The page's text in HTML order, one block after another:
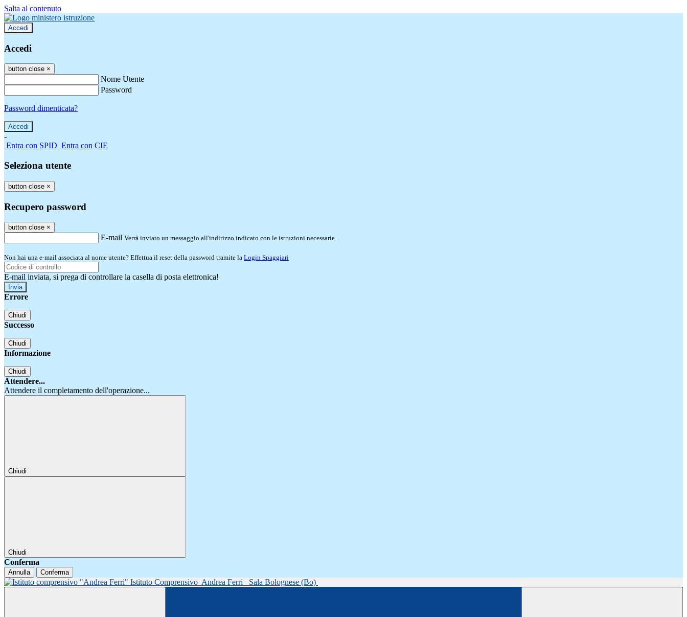
Salta al contenuto
Accedi
Accedi
button close ×
Nome Utente
Password
Password dimenticata?
-
Entra con SPID Entra con CIE
Seleziona utente
button close ×
Recupero password
button close ×
E-mail Verrà inviato un messaggio all'indirizzo indicato con le istruzioni necessarie.
Non hai una e-mail associata al nome utente? Effettua il reset della password tramite la Login Spaggiari
E-mail inviata, si prega di controllare la casella di posta elettronica!
Errore
Chiudi
Successo
Chiudi
Informazione
Chiudi
Attendere...
Attendere il completamento dell'operazione...
Chiudi
Chiudi
Conferma
Annulla Conferma
Istituto Comprensivo Andrea Ferri Sala Bolognese (Bo)